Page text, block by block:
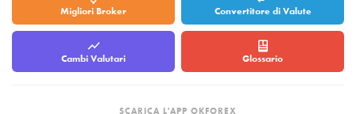
Migliori Broker Convertitore di Valute
Cambi Valutari Glossario
SCARICA L'APP OKFOREX